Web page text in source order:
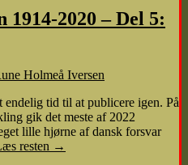
2020 – Del 5:
Holmeå Iversen
tid til at publicere igen. På
gik det meste af 2022
lille hjørne af dansk forsvar
resten →